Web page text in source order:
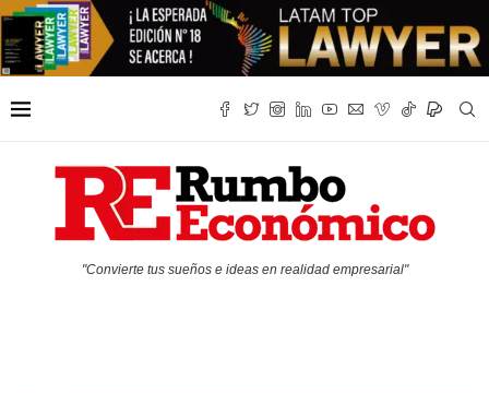
"Convierte tus sueños e ideas en realidad empresarial"